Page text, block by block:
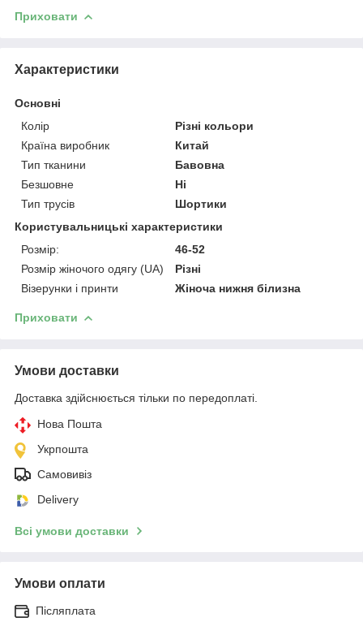
Приховати
Характеристики
Основні
Колір
Різні кольори
Країна виробник
Китай
Тип тканини
Бавовна
Безшовне
Ні
Тип трусів
Шортики
Користувальницькі характеристики
Розмір:
46-52
Розмір жіночого одягу (UA)
Різні
Візерунки і принти
Жіноча нижня білизна
Приховати
Умови доставки
Доставка здійснюється тільки по передоплаті.
Нова Пошта
Укрпошта
Самовивіз
Delivery
Всі умови доставки
Умови оплати
Післяплата